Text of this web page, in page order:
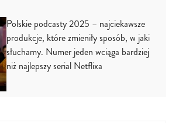
Polskie podcasty 2025 – najciekawsze
produkcje, które zmieniły sposób, w jaki
słuchamy. Numer jeden wciąga bardziej
niż najlepszy serial Netflixa